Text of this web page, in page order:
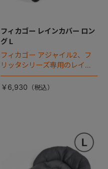
フィカゴー レインカバー ロン
グ L
フィカゴー アジャイル2、フ
リッタシリーズ専用のレイン
カバー。雨の日のお出かけも
安心。
￥6,930